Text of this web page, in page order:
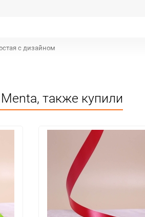
с дизайном
сертификации
не требует
также купили